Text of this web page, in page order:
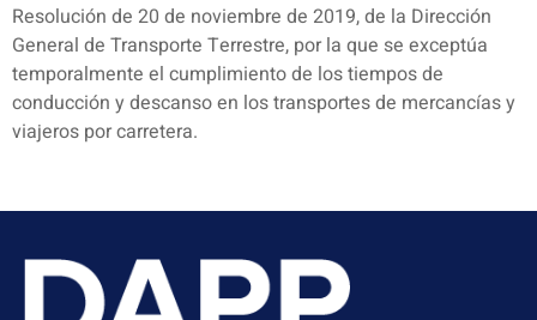
Resolución de 20 de noviembre de 2019, de la Dirección
General de Transporte Terrestre, por la que se exceptúa
temporalmente el cumplimiento de los tiempos de
conducción y descanso en los transportes de mercancías y
viajeros por carretera.